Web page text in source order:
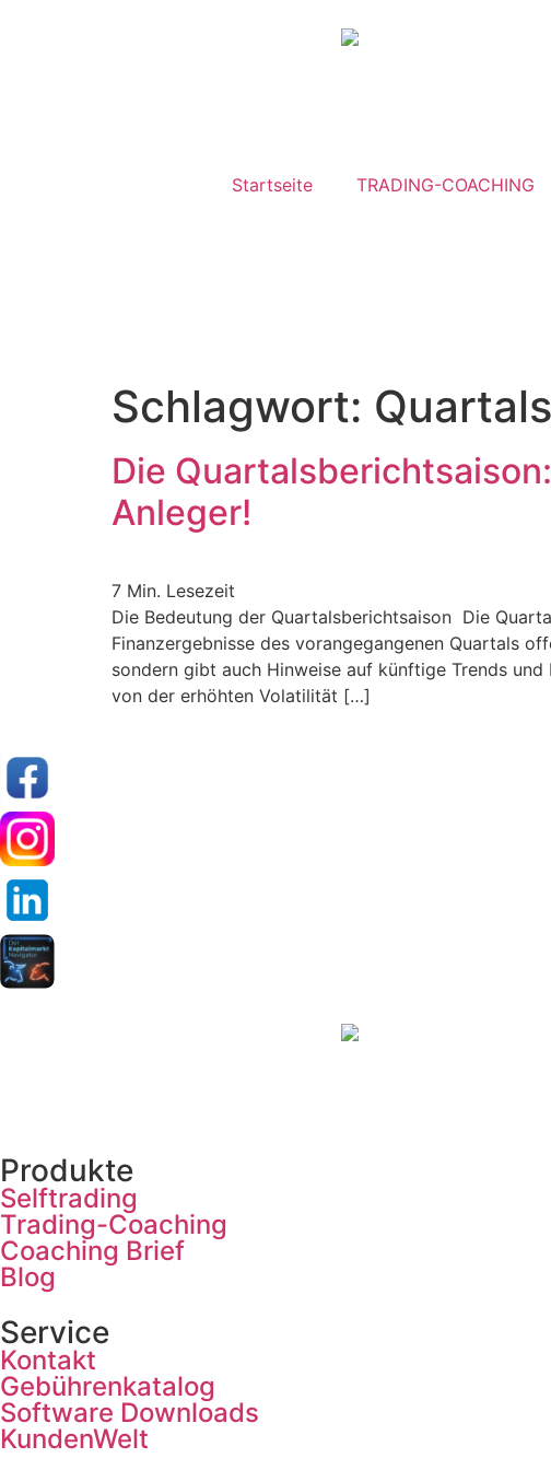
Startseite TRADING-COACHING
Schlagwort:
Die
Anleger!
7 Min. Lesezeit
Die Bedeutung der Quartalsberichtsaison Die
Finanzergebnisse des vorangegangenen Quartals
sondern gibt auch Hinweise auf künftige Trends
von der erhöhten Volatilität […]
Produkte
Selftrading
Trading-Coaching
Coaching Brief
Blog
Service
Kontakt
Gebührenkatalog
Software Downloads
KundenWelt